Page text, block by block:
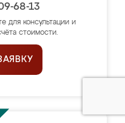
68-13
для консультации и
стоимости.